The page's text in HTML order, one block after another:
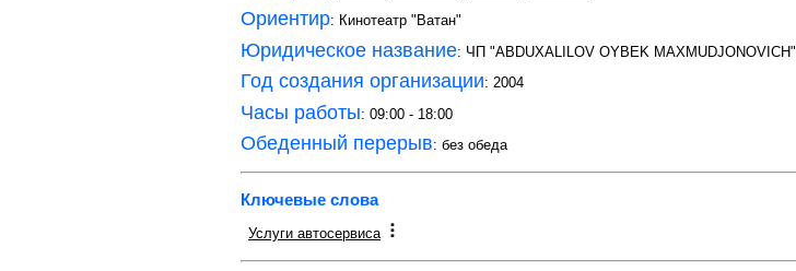
Ориентир: Кинотеатр "Ватан"
Юридическое название: ЧП "ABDUXALILOV OYBEK MAXMUDJONOVICH"
Год создания организации: 2004
Часы работы: 09:00 - 18:00
Обеденный перерыв: без обеда
Ключевые слова
Услуги автосервиса